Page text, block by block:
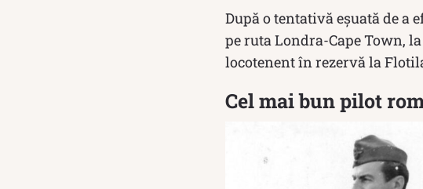
După o tentativă eșuată de a
pe ruta Londra-Cape Town,
locotenent în rezervă la
Cel mai bun pilot